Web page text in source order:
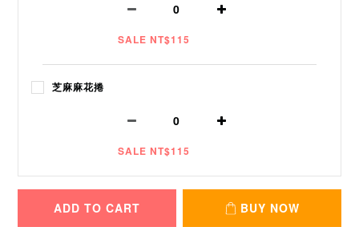
SALE NT$115
芝麻麻花捲
SALE NT$115
ADD TO CART BUY NOW